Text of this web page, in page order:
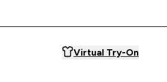
Virtual Try-On